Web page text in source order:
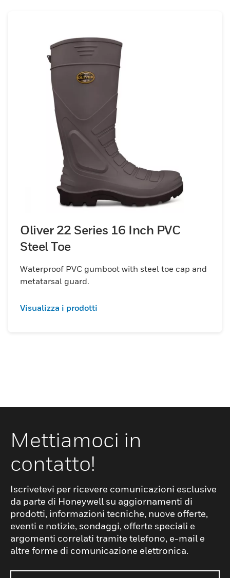
Oliver 22 Series 16 Inch PVC
Steel Toe
Waterproof PVC gumboot with steel toe cap and
metatarsal guard.
Visualizza i prodotti
Mettiamoci in
contatto!
Iscrivetevi per ricevere comunicazioni esclusive
da parte di Honeywell su aggiornamenti di
prodotti, informazioni tecniche, nuove offerte,
eventi e notizie, sondaggi, offerte speciali e
argomenti correlati tramite telefono, e-mail e
altre forme di comunicazione elettronica.